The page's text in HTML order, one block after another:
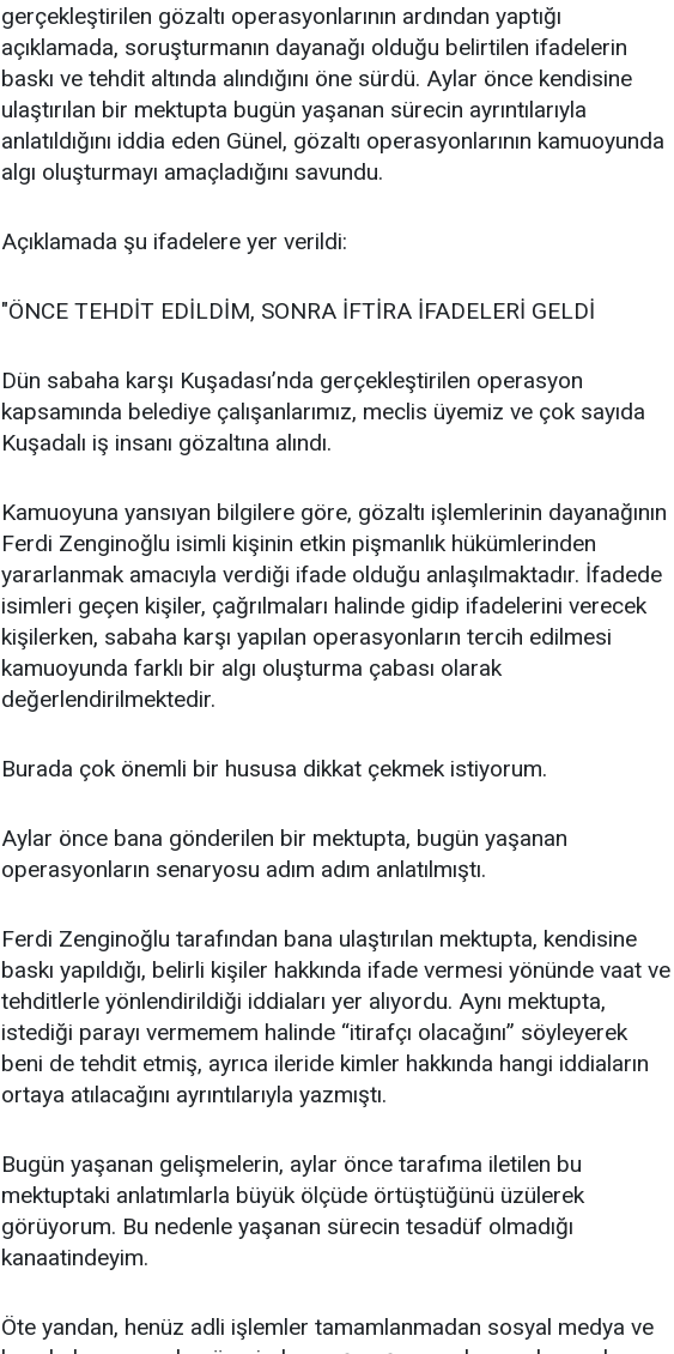
gerçekleştirilen gözaltı operasyonlarının ardından yaptığı
açıklamada, soruşturmanın dayanağı olduğu belirtilen ifadelerin
baskı ve tehdit altında alındığını öne sürdü. Aylar önce kendisine
ulaştırılan bir mektupta bugün yaşanan sürecin ayrıntılarıyla
anlatıldığını iddia eden Günel, gözaltı operasyonlarının kamuoyunda
algı oluşturmayı amaçladığını savundu.
Açıklamada şu ifadelere yer verildi:
"ÖNCE TEHDİT EDİLDİM, SONRA İFTİRA İFADELERİ GELDİ
Dün sabaha karşı Kuşadası’nda gerçekleştirilen operasyon
kapsamında belediye çalışanlarımız, meclis üyemiz ve çok sayıda
Kuşadalı iş insanı gözaltına alındı.
Kamuoyuna yansıyan bilgilere göre, gözaltı işlemlerinin dayanağının
Ferdi Zenginoğlu isimli kişinin etkin pişmanlık hükümlerinden
yararlanmak amacıyla verdiği ifade olduğu anlaşılmaktadır. İfadede
isimleri geçen kişiler, çağrılmaları halinde gidip ifadelerini verecek
kişilerken, sabaha karşı yapılan operasyonların tercih edilmesi
kamuoyunda farklı bir algı oluşturma çabası olarak
değerlendirilmektedir.
Burada çok önemli bir hususa dikkat çekmek istiyorum.
Aylar önce bana gönderilen bir mektupta, bugün yaşanan
operasyonların senaryosu adım adım anlatılmıştı.
Ferdi Zenginoğlu tarafından bana ulaştırılan mektupta, kendisine
baskı yapıldığı, belirli kişiler hakkında ifade vermesi yönünde vaat ve
tehditlerle yönlendirildiği iddiaları yer alıyordu. Aynı mektupta,
istediği parayı vermemem halinde “itirafçı olacağını” söyleyerek
beni de tehdit etmiş, ayrıca ileride kimler hakkında hangi iddiaların
ortaya atılacağını ayrıntılarıyla yazmıştı.
Bugün yaşanan gelişmelerin, aylar önce tarafıma iletilen bu
mektuptaki anlatımlarla büyük ölçüde örtüştüğünü üzülerek
görüyorum. Bu nedenle yaşanan sürecin tesadüf olmadığı
kanaatindeyim.
Öte yandan, henüz adli işlemler tamamlanmadan sosyal medya ve